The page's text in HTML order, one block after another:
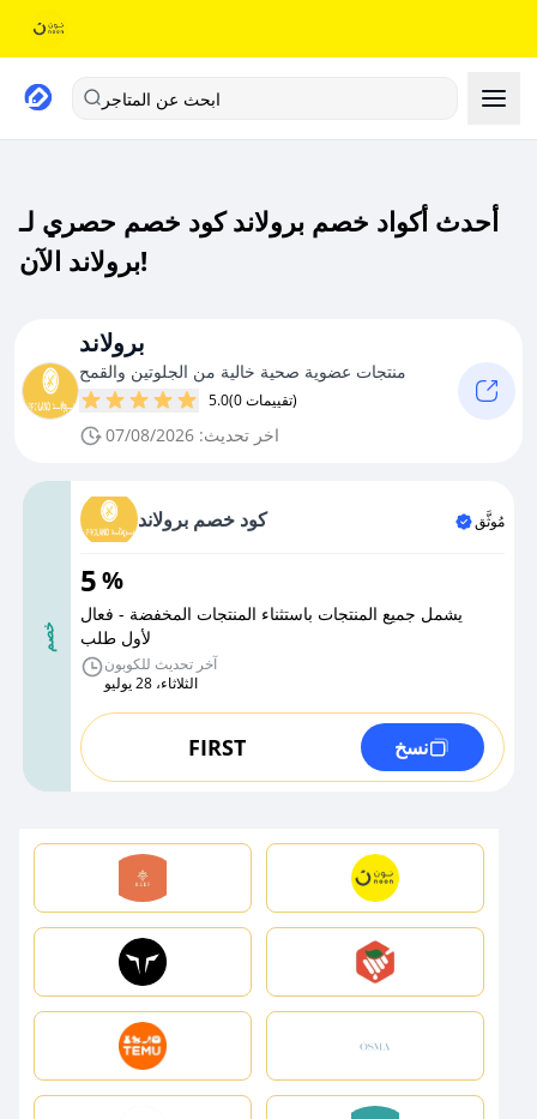
ابحث عن المتاجر
أحدث أكواد خصم برولاند كود خصم حصري لـ
برولاند الآن!
برولاند
منتجات عضوية صحية خالية من الجلوتين والقمح
5.0 (0 تقييمات)
اخر تحديث: 07/08/2026
خصم
كود خصم برولاند مُوثَّق
5%
يشمل جميع المنتجات باستثناء المنتجات المخفضة - فعال
لأول طلب
آخر تحديث للكوبون
الثلاثاء، 28 يوليو
FIRST نسخ